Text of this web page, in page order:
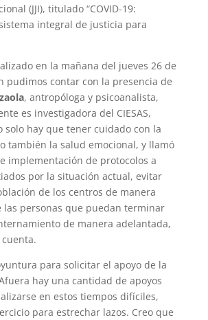
(JJI), titulado “COVID-19:
integral de justicia para
en la mañana del jueves 26 de
pudimos contar con la presencia de
, antropóloga y psicoanalista,
es investigadora del CIESAS,
solo hay que tener cuidado con la
también la salud emocional, y llamó
implementación de protocolos a
por la situación actual, evitar
de los centros de manera
las personas que puedan terminar
de manera adelantada,
para solicitar el apoyo de la
hay una cantidad de apoyos
en estos tiempos difíciles,
para estrechar lazos. Creo que